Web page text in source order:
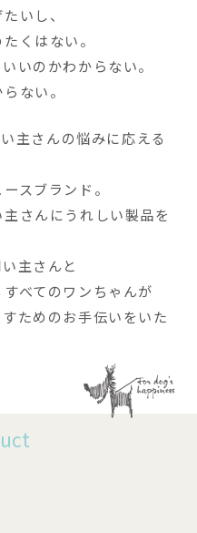
いし、
くはない。
いのかわからない。
ない。
主さんの悩みに応える
スブランド。
さんにうれしい製品を
主さんと
べてのワンちゃんが
ためのお手伝いをいた